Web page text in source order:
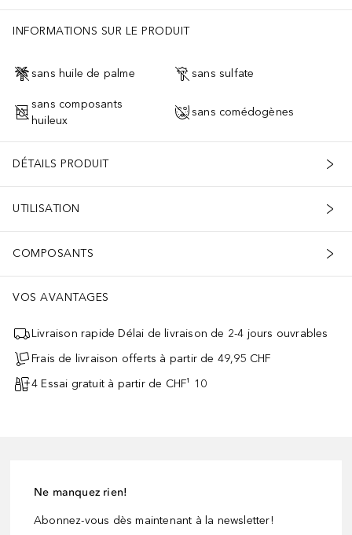
INFORMATIONS SUR LE PRODUIT
sans huile de palme sans sulfate
sans composants
huileux
sans comédogènes
DÉTAILS PRODUIT
UTILISATION
COMPOSANTS
VOS AVANTAGES
Livraison rapide Délai de livraison de 2-4 jours ouvrables
Frais de livraison offerts à partir de 49,95 CHF
4 Essai gratuit à partir de CHF¹ 10
Ne manquez rien!
Abonnez-vous dès maintenant à la newsletter!